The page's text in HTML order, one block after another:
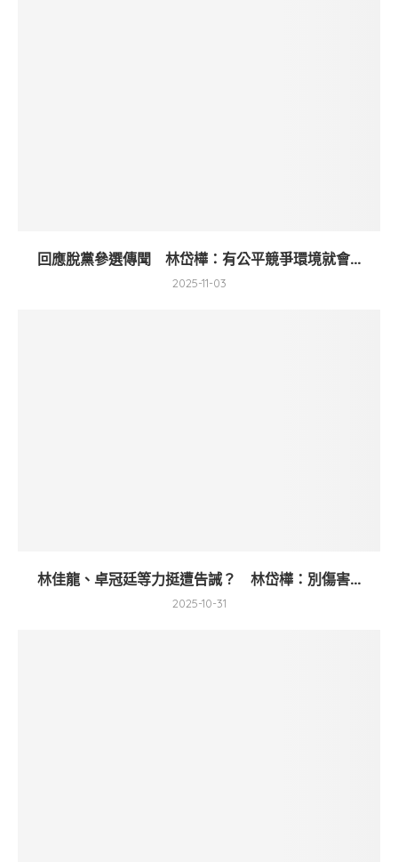
回應脫黨參選傳聞 林岱樺：有公平競爭環境就會...
2025-11-03
林佳龍、卓冠廷等力挺遭告誡？ 林岱樺：別傷害...
2025-10-31